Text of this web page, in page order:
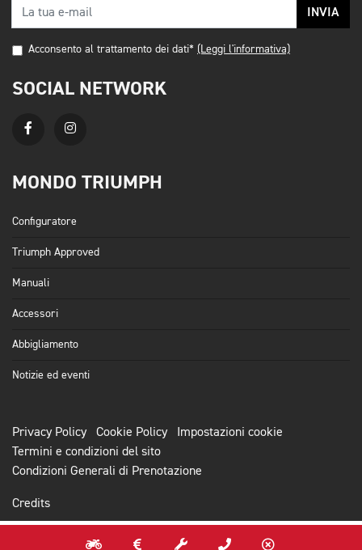
INVIA
Acconsento al trattamento dei dati* (Leggi l'informativa)
SOCIAL NETWORK
MONDO TRIUMPH
Configuratore
Triumph Approved
Manuali
Accessori
Abbigliamento
Notizie ed eventi
Privacy Policy Cookie Policy
Impostazioni cookie
Termini e condizioni del sito
Condizioni Generali di Prenotazione
Credits